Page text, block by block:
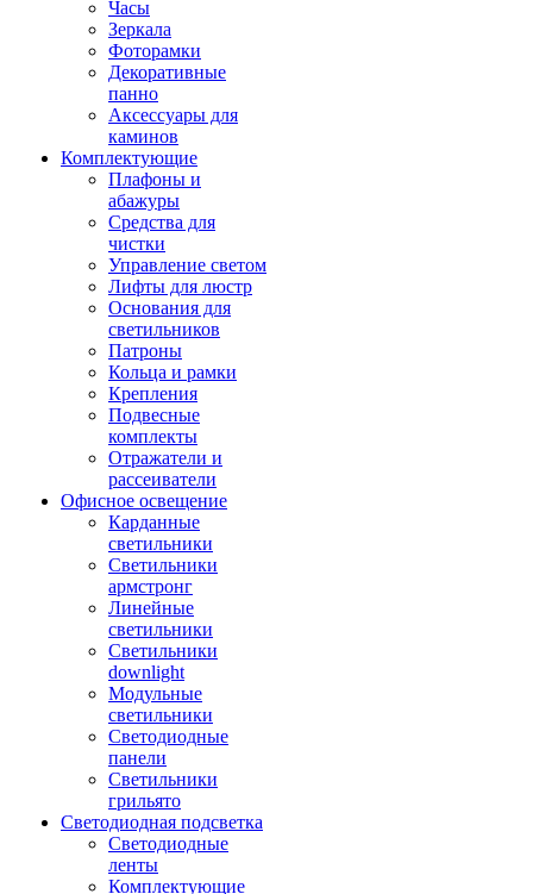
Часы
Зеркала
Фоторамки
Декоративные
панно
Аксессуары для
каминов
Комплектующие
Плафоны и
абажуры
Средства для
чистки
Управление светом
Лифты для люстр
Основания для
светильников
Патроны
Кольца и рамки
Крепления
Подвесные
комплекты
Отражатели и
рассеиватели
Офисное освещение
Карданные
светильники
Светильники
армстронг
Линейные
светильники
Светильники
downlight
Модульные
светильники
Светодиодные
панели
Светильники
грильято
Светодиодная подсветка
Светодиодные
ленты
Комплектующие